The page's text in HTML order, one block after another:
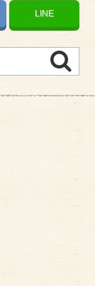
LINE